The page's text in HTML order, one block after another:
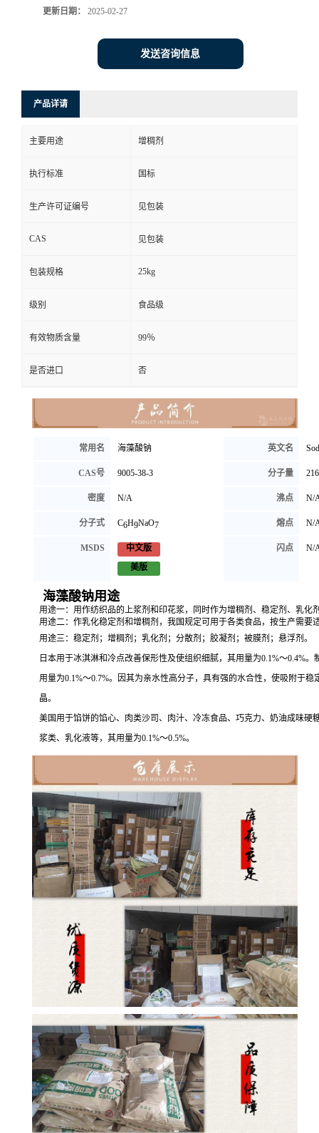
更新日期： 2025-02-27
发送咨询信息
产品详请
主要用途 增稠剂
执行标准 国标
生产许可证编号 见包装
CAS 见包装
包装规格 25kg
级别 食品级
有效物质含量 99％
是否进口 否
常用名 海藻酸钠 英文名
CAS号 9005-38-3 分子量
密度 N/A 沸点 N/
分子式 C6H9NaO7 熔点 N/
MSDS
中文版
美版
闪点 N/
海藻酸钠用途
用途一：用作纺织品的上浆剂和印花浆，同时作为增稠剂、稳定剂、乳化
用途二：作乳化稳定剂和增稠剂，我国规定可用于各类食品，按生产需要
用途三：稳定剂；增稠剂；乳化剂；分散剂；胶凝剂；被膜剂；悬浮剂。
日本用于冰淇淋和冷点改善保形性及使组织细腻，其用量为0.1%～0.4%
用量为0.1%～0.7%。因其为亲水性高分子，具有强的水合性，使吸附于稳
晶。
美国用于馅饼的馅心、肉类沙司、肉汁、冷冻食品、巧克力、奶油成味硬
浆类、乳化液等，其用量为0.1%～0.5%。